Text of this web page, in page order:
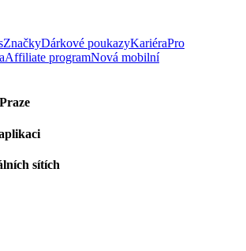
ZnačkyDárkové poukazyKariéraPro
Affiliate programNová mobilní
sítích